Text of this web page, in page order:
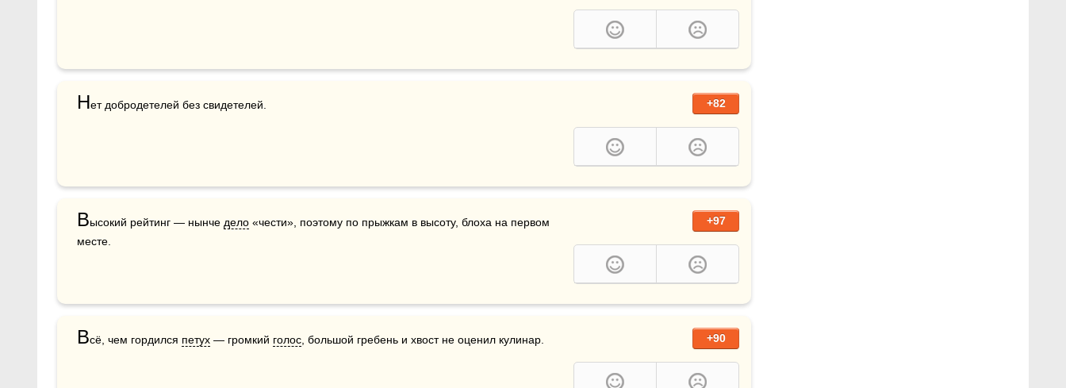
+82
Нет добродетелей без свидетелей.
+97
Высокий рейтинг — нынче дело «чести», поэтому по прыжкам в высоту, блоха на первом
месте.
+90
Всё, чем гордился петух — громкий голос , большой гребень и хвост не оценил кулинар.